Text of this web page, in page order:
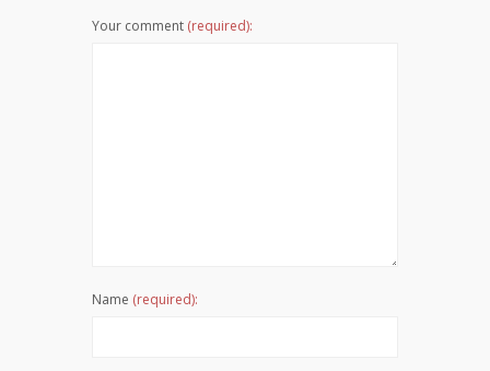
Your comment (required):
Name (required):